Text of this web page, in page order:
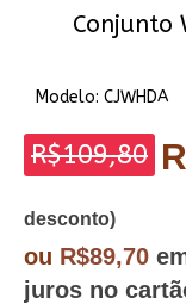
Conjunto
Modelo: CJWHDA
R$109,80
desconto)
ou R$89,70
juros no